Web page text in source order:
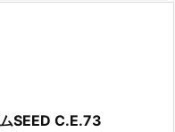
SEED C.E.73